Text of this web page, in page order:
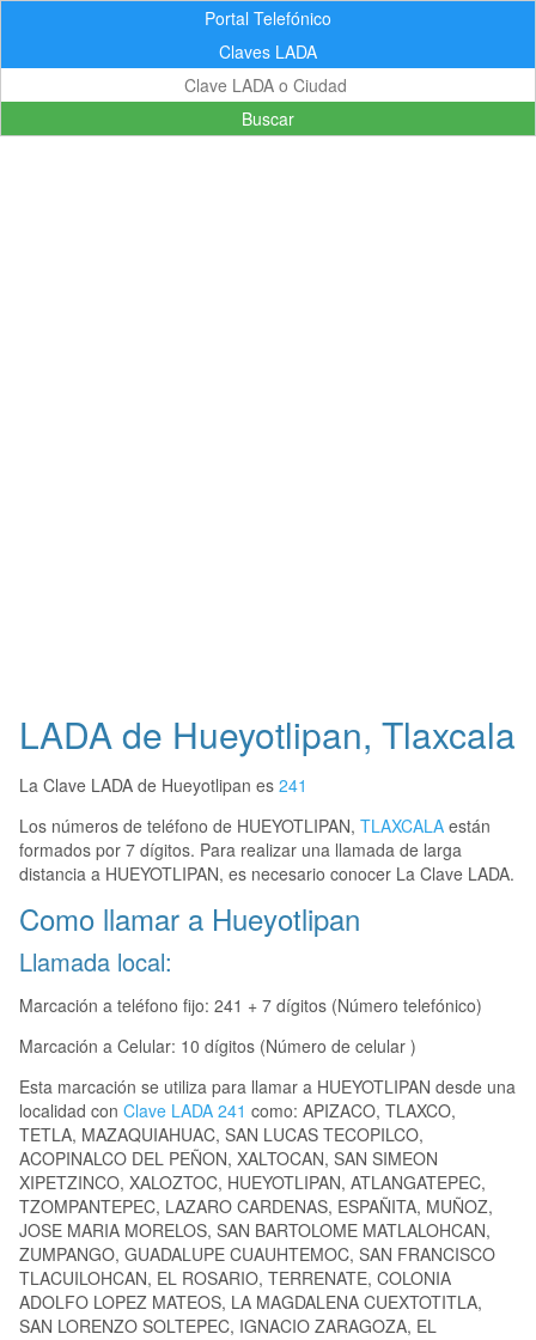
Portal Telefónico
Claves LADA
Buscar
LADA de Hueyotlipan, Tlaxcala
La Clave LADA de Hueyotlipan es 241
Los números de teléfono de HUEYOTLIPAN, TLAXCALA están
formados por 7 dígitos. Para realizar una llamada de larga
distancia a HUEYOTLIPAN, es necesario conocer La Clave LADA.
Como llamar a Hueyotlipan
Llamada local:
Marcación a teléfono fijo: 241 + 7 dígitos (Número telefónico)
Marcación a Celular: 10 dígitos (Número de celular )
Esta marcación se utiliza para llamar a HUEYOTLIPAN desde una
localidad con Clave LADA 241 como: APIZACO, TLAXCO,
TETLA, MAZAQUIAHUAC, SAN LUCAS TECOPILCO,
ACOPINALCO DEL PEÑON, XALTOCAN, SAN SIMEON
XIPETZINCO, XALOZTOC, HUEYOTLIPAN, ATLANGATEPEC,
TZOMPANTEPEC, LAZARO CARDENAS, ESPAÑITA, MUÑOZ,
JOSE MARIA MORELOS, SAN BARTOLOME MATLALOHCAN,
ZUMPANGO, GUADALUPE CUAUHTEMOC, SAN FRANCISCO
TLACUILOHCAN, EL ROSARIO, TERRENATE, COLONIA
ADOLFO LOPEZ MATEOS, LA MAGDALENA CUEXTOTITLA,
SAN LORENZO SOLTEPEC, IGNACIO ZARAGOZA, EL